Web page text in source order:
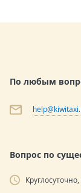
По любым
Вопрос по